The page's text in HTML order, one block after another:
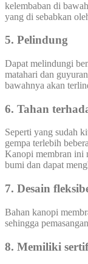
kelembaban di
yang di sebabkan
5. Pelindung
Dapat melindungi
matahari dan
bawahnya akan
6. Tahan
Seperti yang sudah
gempa terlebih
Kanopi membran ini
bumi dan dapat
7. Desain
Bahan kanopi
sehingga
8. Memiliki